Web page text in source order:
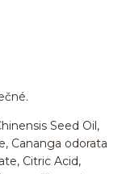
Seed Oil,
Cananga odorata
Citric Acid,